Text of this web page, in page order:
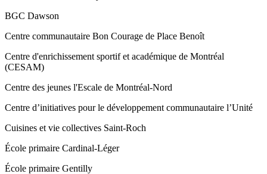
BGC Dawson
Centre communautaire Bon Courage de Place Benoît
Centre d'enrichissement sportif et académique de Montréal
(CESAM)
Centre des jeunes l'Escale de Montréal-Nord
Centre d’initiatives pour le développement communautaire l’Unité
Cuisines et vie collectives Saint‑Roch
École primaire Cardinal-Léger
École primaire Gentilly